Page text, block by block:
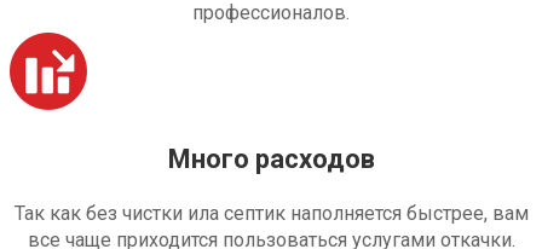
профессионалов.
Много расходов
Так как без чистки ила септик наполняется быстрее, вам
все чаще приходится пользоваться услугами откачки.